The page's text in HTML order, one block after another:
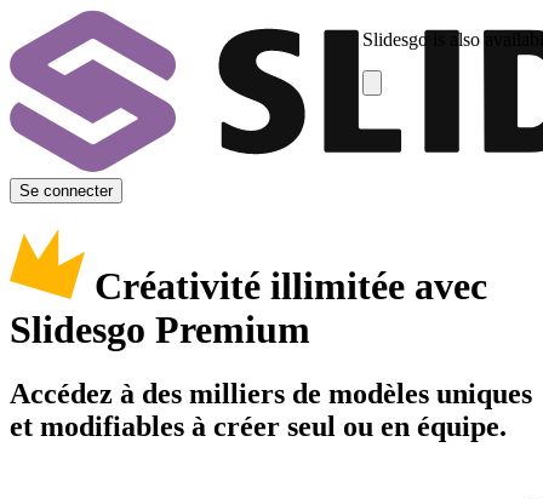
Slidesgo is also
Se connecter
Créativité illimitée avec
Slidesgo Premium
Accédez à des milliers de modèles uniques
et modifiables à créer seul ou en équipe.